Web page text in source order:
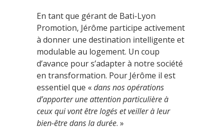
En tant que gérant de Bati-Lyon
Promotion, Jérôme participe activement
à donner une destination intelligente et
modulable au logement. Un coup
d’avance pour s’adapter à notre société
en transformation. Pour Jérôme il est
essentiel que «dans nos opérations
d’apporter une attention particulière à
ceux qui vont être logés et veiller à leur
bien-être dans la durée. »